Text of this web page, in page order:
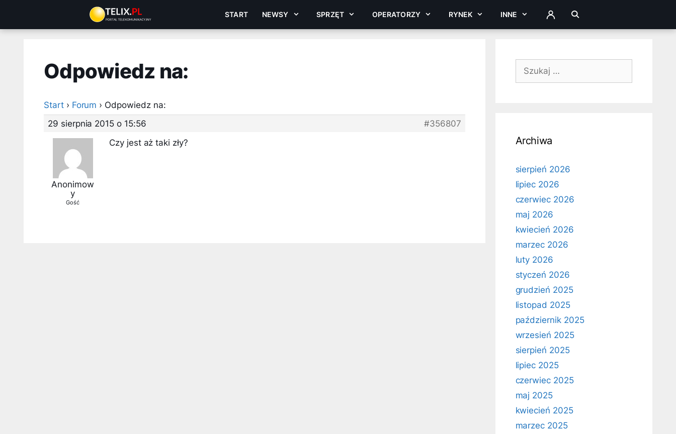
treści
START NEWSY SPRZĘT OPERATORZY RYNEK INNE ZALOGUJ
Odpowiedz na:
Start › Forum › Odpowiedz na:
29 sierpnia 2015 o 15:56
#356807
Anonimow
y
Gość
Czy jest aż taki zły?
Szukaj:
Archiwa
sierpień 2026
lipiec 2026
czerwiec 2026
maj 2026
kwiecień 2026
marzec 2026
luty 2026
styczeń 2026
grudzień 2025
listopad 2025
październik 2025
wrzesień 2025
sierpień 2025
lipiec 2025
czerwiec 2025
maj 2025
kwiecień 2025
marzec 2025